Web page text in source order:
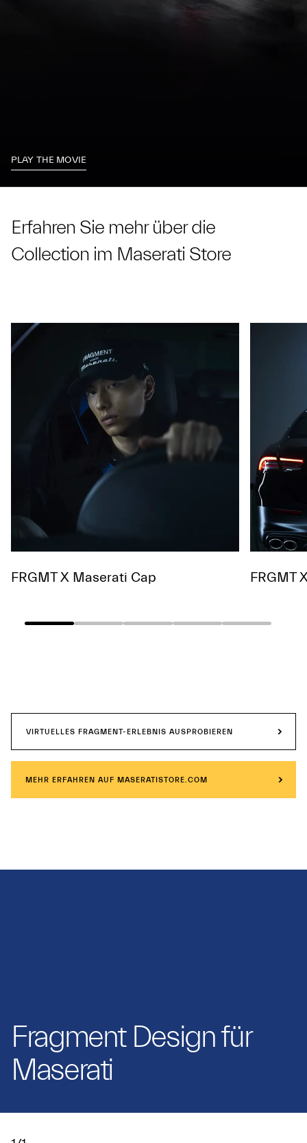
PLAY THE MOVIE
Erfahren Sie mehr über die
Collection im Maserati Store
FRGMT X Maserati Cap FRGMT
VIRTUELLES FRAGMENT-ERLEBNIS AUSPROBIEREN
MEHR ERFAHREN AUF MASERATISTORE.COM
Fragment Design für
Maserati